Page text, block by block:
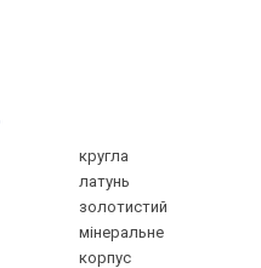
кругла
латунь
золотистий
мінеральне
корпус